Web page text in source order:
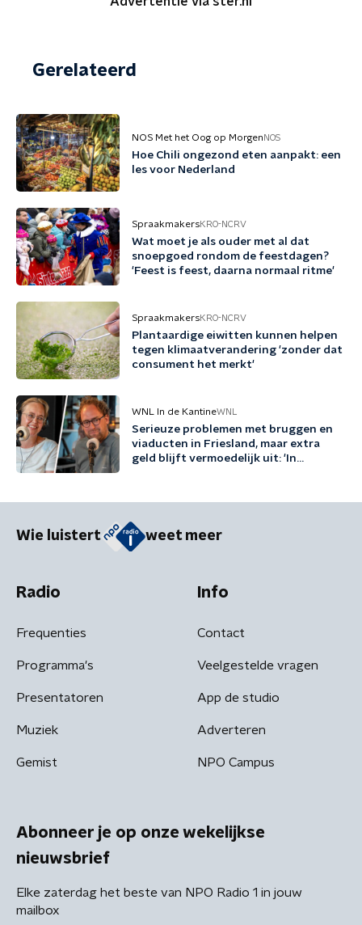
Gerelateerd
NOS Met het Oog op Morgen NOS
Hoe Chili ongezond eten aanpakt: een
les voor Nederland
SpraakmakersKRO-NCRV
Wat moet je als ouder met al dat
snoepgoed rondom de feestdagen?
'Feest is feest, daarna normaal ritme'
SpraakmakersKRO-NCRV
Plantaardige eiwitten kunnen helpen
tegen klimaatverandering 'zonder dat
consument het merkt'
WNL In de KantineWNL
Serieuze problemen met bruggen en
viaducten in Friesland, maar extra
geld blijft vermoedelijk uit: 'In
Wie luistert weet meer
Radio
Frequenties
Programma's
Presentatoren
Muziek
Gemist
Info
Contact
Veelgestelde vragen
App de studio
Adverteren
NPO Campus
Abonneer je op onze wekelijkse
nieuwsbrief
Elke zaterdag het beste van NPO Radio 1 in jouw
mailbox